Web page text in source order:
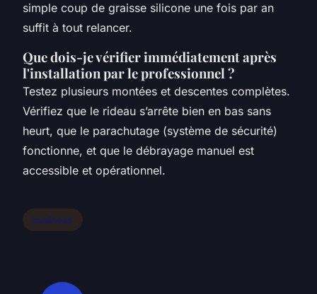
simple coup de graisse silicone une fois par an
suffit à tout relancer.
Que dois-je vérifier immédiatement après
l'installation par le professionnel ?
Testez plusieurs montées et descentes complètes.
Vérifiez que le rideau s’arrête bien en bas sans
heurt, que le parachutage (système de sécurité)
fonctionne, et que le débrayage manuel est
accessible et opérationnel.
business